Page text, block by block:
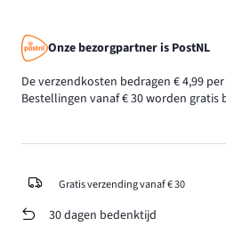
Onze bezorgpartner is PostNL
De verzendkosten bedragen € 4,99
Bestellingen vanaf € 30 worden gratis
Gratis verzending vanaf € 30
30 dagen bedenktijd